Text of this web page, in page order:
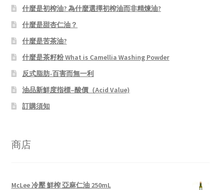
什麼是初榨油? 為什麼選擇初榨油而非精煉油?
什麼是甜杏仁油？
什麼是苦茶油?
什麼是茶籽粉 What is Camellia Washing Powder
反式脂肪-百害而無一利
油品新鮮度指標–酸價（Acid Value)
訂購須知
商店
McLee 冷壓 鮮榨 亞麻仁油 250mL